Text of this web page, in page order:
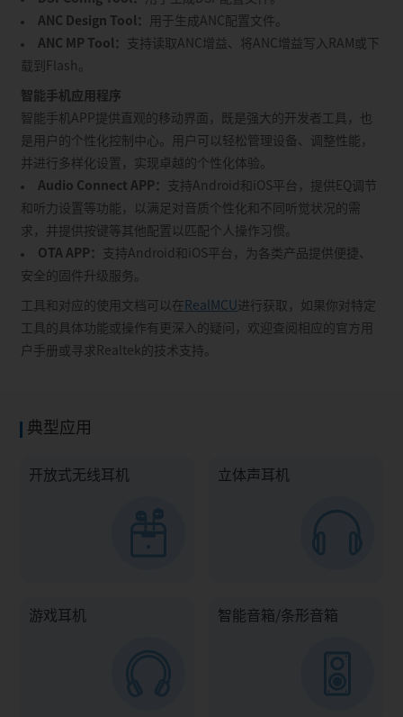
ANC Design Tool：
用于生成ANC配置文件。
ANC MP Tool： 支持读取ANC增益、将ANC增益写入RAM或下
载到Flash。
智能手机应用程序
智能手机APP提供直观的移动界面，既是强大的开发者工具，也
是用户的个性化控制中心。用户可以轻松管理设备、调整性能，
并进行多样化设置，实现卓越的个性化体验。
Audio Connect APP： 支持Android和iOS平台，提供EQ调节
和听力设置等功能，以满足对音质个性化和不同听觉状况的需
求，并提供按键等其他配置以匹配个人操作习惯。
OTA APP： 支持Android和iOS平台，为各类产品提供便捷、
安全的固件升级服务。
工具和对应的使用文档可以在 RealMCU进行获取，如果你对特定
工具的具体功能或操作有更深入的疑问，欢迎查阅相应的官方用
户手册或寻求Realtek的技术支持。
典型应用
开放式无线耳机 立体声耳机
游戏耳机 智能音箱/条形音箱